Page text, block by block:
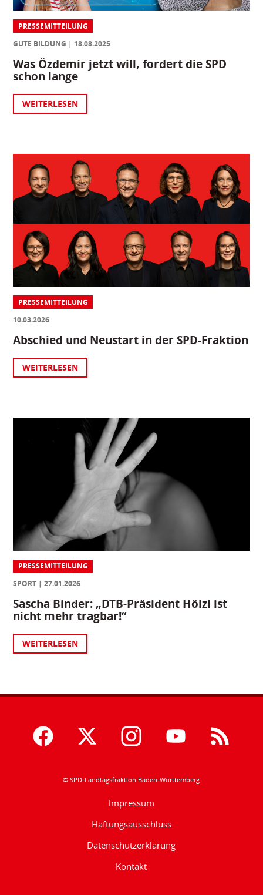
PRESSEMITTEILUNG
GUTE BILDUNG
18.08.2025
Was Özdemir jetzt will, fordert die SPD
schon lange
WEITERLESEN
PRESSEMITTEILUNG
10.03.2026
Abschied und Neustart in der SPD-Fraktion
WEITERLESEN
PRESSEMITTEILUNG
SPORT
27.01.2026
Sascha Binder: „DTB-Präsident Hölzl ist
nicht mehr tragbar!“
WEITERLESEN
© SPD-Landtagsfraktion Baden-Württemberg
Impressum
Haftungsausschluss
Datenschutzerklärung
Kontakt